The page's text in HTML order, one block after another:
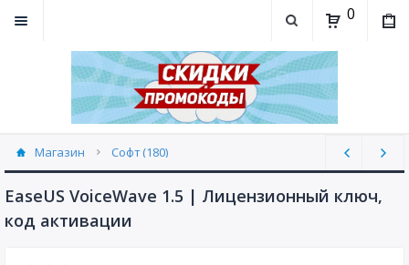
0
Магазин Софт (180)
EaseUS VoiceWave 1.5 | Лицензионный ключ,
код активации